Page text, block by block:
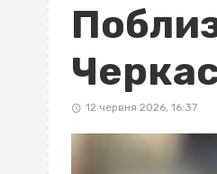
12 червня 2026, 16:37